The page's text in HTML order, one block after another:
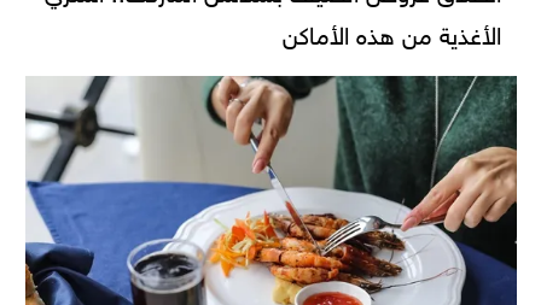
الأغذية من هذه الأماكن